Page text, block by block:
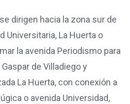
dirigen hacia la zona sur de
Universitaria, La Huerta o
la avenida Periodismo para
de Villadiego y
La Huerta, con conexión a
o avenida Universidad,